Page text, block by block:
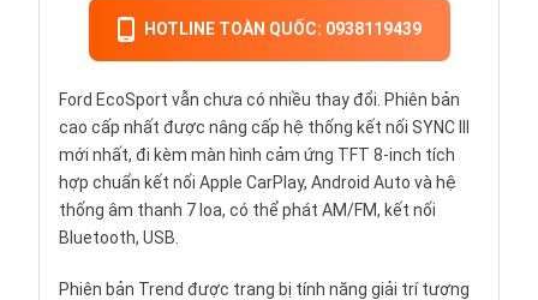
HOTLINE TOÀN QUỐC: 0938119439
Ford EcoSport vẫn chưa có nhiều thay đổi. Phiên bản
cao cấp nhất được nâng cấp hệ thống kết nối SYNC III
mới nhất, đi kèm màn hình cảm ứng TFT 8-inch tích
hợp chuẩn kết nối Apple CarPlay, Android Auto và hệ
thống âm thanh 7 loa, có thể phát AM/FM, kết nối
Bluetooth, USB.
Phiên bản Trend được trang bị tính năng giải trí tương